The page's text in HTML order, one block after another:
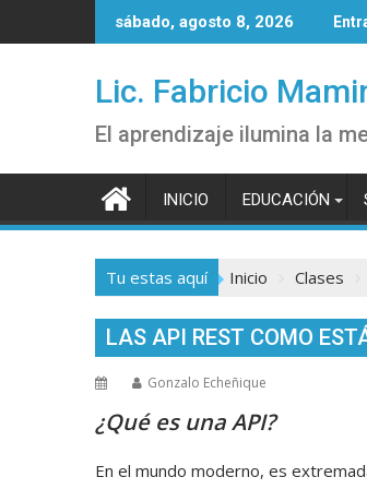
al
sábado, agosto 8, 2026
Lic. Fabricio
El aprendizaje ilumina la
INICIO EDUCACIÓN
Tu estas aquí Inicio Clases
LAS API REST COMO
Gonzalo Echeñique
¿Qué es una API?
En el mundo moderno, es